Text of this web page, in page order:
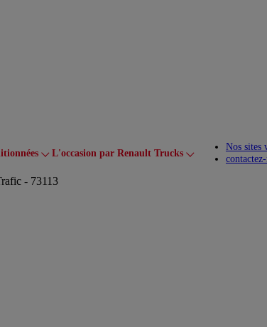
Toggle submenu
L'occasion par Renault Trucks Toggle submenu
Nos sites
- 73113